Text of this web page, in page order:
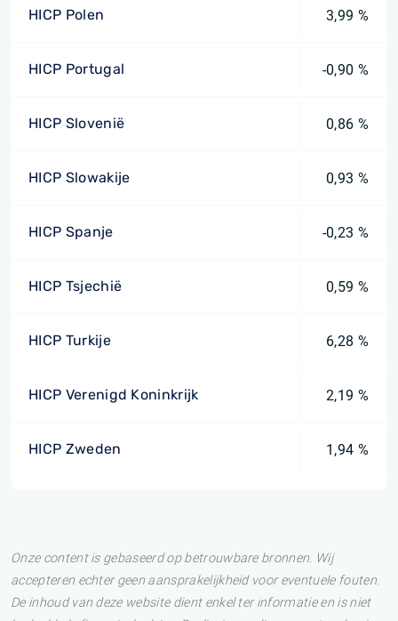
HICP Polen 3,99 %
HICP Portugal -0,90 %
HICP Slovenië 0,86 %
HICP Slowakije 0,93 %
HICP Spanje -0,23 %
HICP Tsjechië 0,59 %
HICP Turkije 6,28 %
HICP Verenigd Koninkrijk 2,19 %
HICP Zweden 1,94 %
Onze content is gebaseerd op betrouwbare bronnen. Wij
accepteren echter geen aansprakelijkheid voor eventuele fouten.
De inhoud van deze website dient enkel ter informatie en is niet